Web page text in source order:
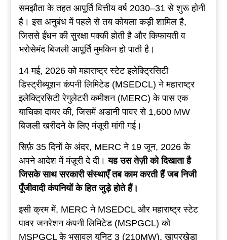
समझौता के तहत आपूर्ति वित्तीय वर्ष 2030–31 से शुरू होनी
है। इस अनुबंध में पहले से तय कोयला कड़ी शामिल है,
जिससे ईंधन की सुरक्षा पक्की होती है और किफायती व
भरोसेमंद बिजली आपूर्ति मुमकिन हो पाती है।
14 मई, 2026 को महाराष्ट्र स्टेट इलेक्ट्रिसिटी
डिस्ट्रीब्यूशन कंपनी लिमिटेड (MSEDCL) ने महाराष्ट्र
इलेक्ट्रिसिटी रेगुलेटरी कमीशन (MERC) के पास एक
याचिका दायर की, जिसमें अडानी पावर से 1,600 MW
बिजली खरीदने के लिए मंज़ूरी मांगी गई।
सिर्फ़ 35 दिनों के अंदर, MERC ने 19 जून, 2026 के
अपने आदेश में मंज़ूरी दे दी।यह उस तेज़ी को दिखाता है
जिसके साथ सरकारी संस्थाएँ तब काम करती हैं जब निजी
पूँजीवादी कंपनियों के हित जुड़े होते हैं।
इसी क्रम में, MERC ने MSEDCL और महाराष्ट्र स्टेट
पावर जनरेशन कंपनी लिमिटेड (MSPGCL) को
MSPGCL के भुसावल यूनिट 3 (210MW), खापरखेड़ा